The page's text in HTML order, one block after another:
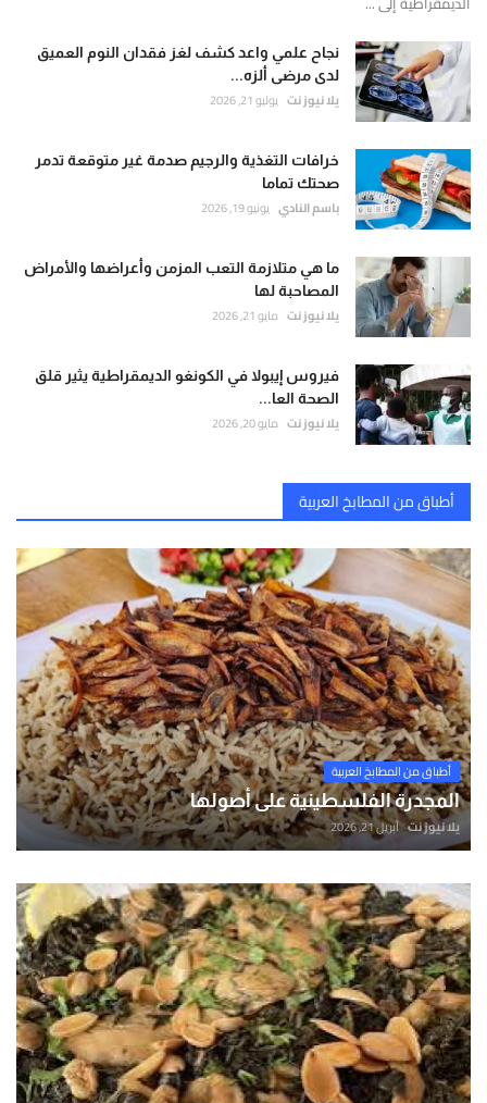
نجاح علمي واعد كشف لغز فقدان النوم العميق
لدى مرضى ألزه...
يلا نيوز نت يوليو 21, 2026
خرافات التغذية والرجيم صدمة غير متوقعة تدمر
صحتك تماما
باسم النادي يونيو 19, 2026
ما هي متلازمة التعب المزمن وأعراضها والأمراض
المصاحبة لها
يلا نيوز نت مايو 21, 2026
فيروس إيبولا في الكونغو الديمقراطية يثير قلق
الصحة العا...
يلا نيوز نت مايو 20, 2026
أطباق من المطابخ العربية
أطباق من المطابخ العربية
المجدرة الفلسطينية على أصولها
يلا نيوز نت أبريل 21, 2026